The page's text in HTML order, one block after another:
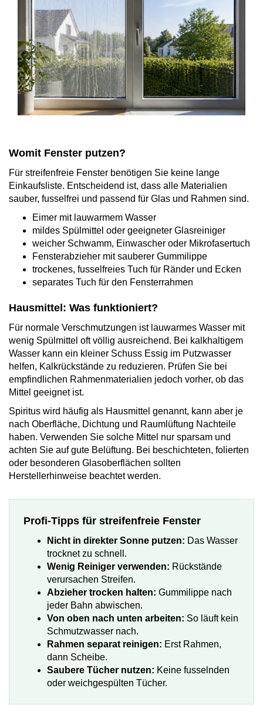
Womit Fenster putzen?
Für streifenfreie Fenster benötigen Sie keine lange
Einkaufsliste. Entscheidend ist, dass alle Materialien
sauber, fusselfrei und passend für Glas und Rahmen sind.
Eimer mit lauwarmem Wasser
mildes Spülmittel oder geeigneter Glasreiniger
weicher Schwamm, Einwascher oder Mikrofasertuch
Fensterabzieher mit sauberer Gummilippe
trockenes, fusselfreies Tuch für Ränder und Ecken
separates Tuch für den Fensterrahmen
Hausmittel: Was funktioniert?
Für normale Verschmutzungen ist lauwarmes Wasser mit
wenig Spülmittel oft völlig ausreichend. Bei kalkhaltigem
Wasser kann ein kleiner Schuss Essig im Putzwasser
helfen, Kalkrückstände zu reduzieren. Prüfen Sie bei
empfindlichen Rahmenmaterialien jedoch vorher, ob das
Mittel geeignet ist.
Spiritus wird häufig als Hausmittel genannt, kann aber je
nach Oberfläche, Dichtung und Raumlüftung Nachteile
haben. Verwenden Sie solche Mittel nur sparsam und
achten Sie auf gute Belüftung. Bei beschichteten, folierten
oder besonderen Glasoberflächen sollten
Herstellerhinweise beachtet werden.
Profi-Tipps für streifenfreie Fenster
Nicht in direkter Sonne putzen: Das Wasser
trocknet zu schnell.
Wenig Reiniger verwenden: Rückstände
verursachen Streifen.
Abzieher trocken halten: Gummilippe nach
jeder Bahn abwischen.
Von oben nach unten arbeiten: So läuft kein
Schmutzwasser nach.
Rahmen separat reinigen: Erst Rahmen,
dann Scheibe.
Saubere Tücher nutzen: Keine fusselnden
oder weichgespülten Tücher.